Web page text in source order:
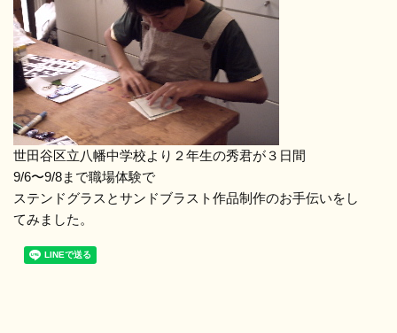
世田谷区立八幡中学校より２年生の秀君が３日間
9/6〜9/8まで職場体験で
ステンドグラスとサンドブラスト作品制作のお手伝いをし
てみました。